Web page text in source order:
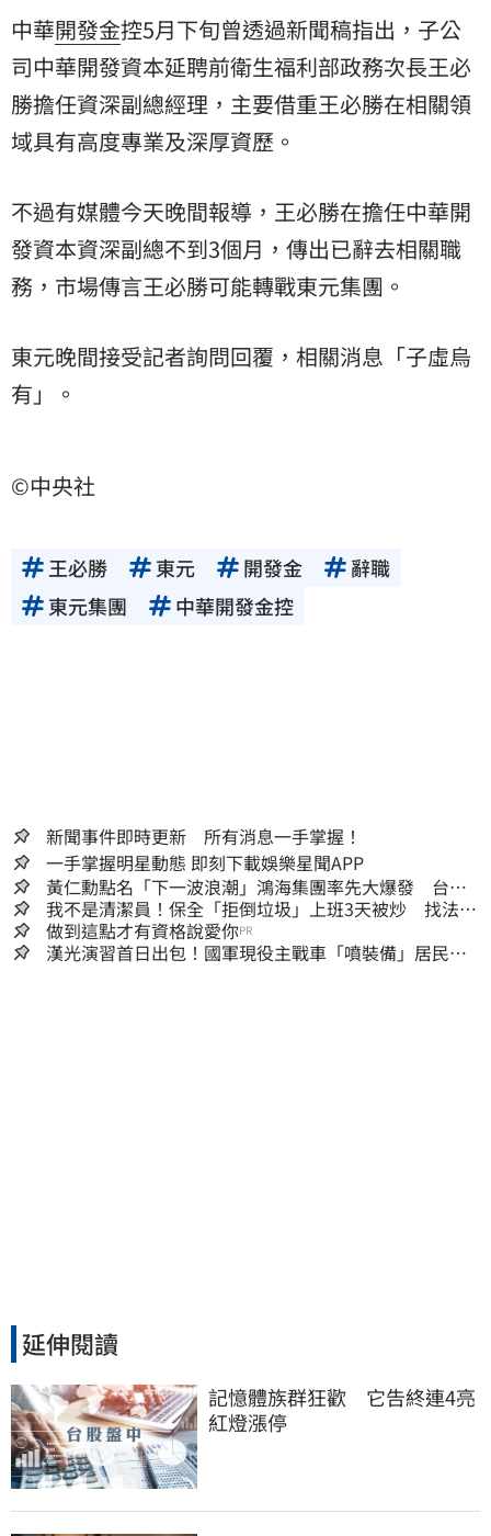
中華開發金控5月下旬曾透過新聞稿指出，子公
司中華開發資本延聘前衛生福利部政務次長王必
勝擔任資深副總經理，主要借重王必勝在相關領
域具有高度專業及深厚資歷。
不過有媒體今天晚間報導，王必勝在擔任中華開
發資本資深副總不到3個月，傳出已辭去相關職
務，市場傳言王必勝可能轉戰東元集團。
東元晚間接受記者詢問回覆，相關消息「子虛烏
有」。
©中央社
王必勝 東元 開發金
辭職
東元集團
中華開發金控
新聞事件即時更新 所有消息一手掌握！
一手掌握明星動態 即刻下載娛樂星聞APP
黃仁勳點名「下一波浪潮」鴻海集團率先大爆發 台股
這族群全面噴出
我不是清潔員！保全「拒倒垃圾」上班3天被炒 找法院
討公道結果出爐
做到這點才有資格說愛你PR
漢光演習首日出包！國軍現役主戰車「噴裝備」居民撿
延伸閱讀
記憶體族群狂歡　它告終連4亮
紅燈漲停